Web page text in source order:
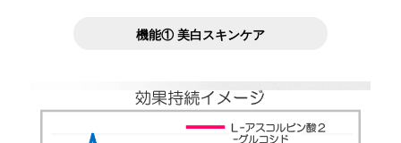
機能① 美白スキンケア